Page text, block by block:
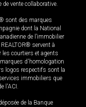
vente collaborative.
sont des marques
dont la National
de l’immobilier
servent à
courtiers et agents
d'homologation
logos respectifs sont la
immobiliers que
l'ACI.
de la Banque